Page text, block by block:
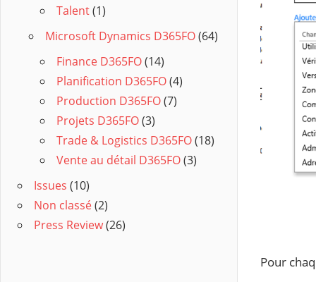
Pour
Talent(1)
Microsoft Dynamics D365FO(64)
Finance D365FO(14)
Planification D365FO(4)
Production D365FO(7)
Projets D365FO(3)
Trade & Logistics D365FO(18)
Vente au détail D365FO(3)
Issues (10)
Non classé(2)
Press Review(26)